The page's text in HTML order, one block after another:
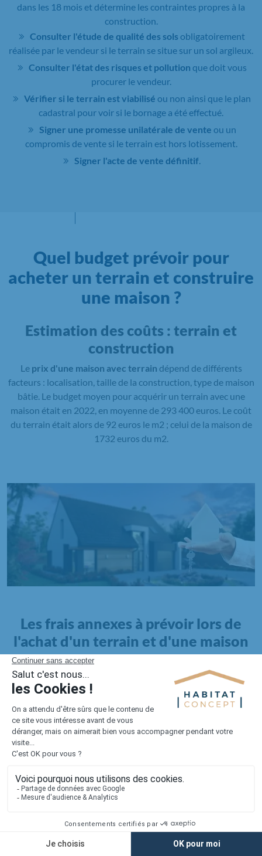
dans les 18 mois et détermine les contraintes propres à la
construction.
Consulter l'étude de qualité des sols obligatoirement
réalisée par le vendeur si le terrain se situe sur un sol argileux.
Consulter l'état des risques et pollution que doit vous
procurer le vendeur.
Vérifier si le terrain est viabilisé ou non ainsi que le plan
cadastral pour voir si le bornage a été effectué.
Signer une promesse unilatérale de vente ou un
compromis de vente si le terrain est hors lotissement.
Signer l'acte de vente définitif
Quel budget prévoir pour
acheter un terrain et construire
une maison ?
Estimation des coûts : terrain et
construction
Le prix d'une maison avec terrain dépend de différents
facteurs : localisation, taille de la construction, type de maison
bâtie. Le budget moyen pour acquérir un terrain avec une
maison était en 2022, en moyenne de 293 400 euros. Le coût
du terrain était alors de 92 euros le m2 ; celui de la maison de
1732 euros du m2.
Les frais annexes à prévoir lors de
l'achat d'un terrain et d'une maison
Il faut également intégrer à votre budget, les
pour la maison. Outre l'achat du terrain et la construction, il
faut prendre en compte la viabilisation si elle n'est pas
proposée par le constructeur. Les frais de raccordements et les
taxes éventuelles coûtent entre 5 000 et 15 000 euros selon la
localisation du terrain et son accès.
Quant auxfrais de notaire
Lorsque vous vous tournez vers une maison existante, il sera
nécessaire de faire des travaux de rénovation. Ceux-ci sont
souvent coûteux et doivent être ajoutés au prix de l'achat